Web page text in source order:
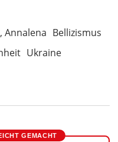
Annalena Bellizismus
Ukraine
GEMACHT